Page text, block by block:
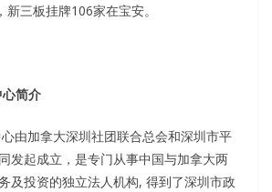
新三板挂牌106家在宝安。
简介
由加拿大深圳社团联合总会和深圳市平
发起成立，是专门从事中国与加拿大两
及投资的独立法人机构, 得到了深圳市政